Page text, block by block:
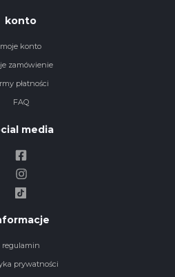
konto
moje konto
zamówienie
płatności
FAQ
media
regulamin
prywatności